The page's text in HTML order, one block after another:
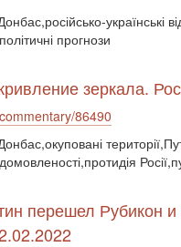
українські
прогнози
зеркала.
86490
перешел Рубикон